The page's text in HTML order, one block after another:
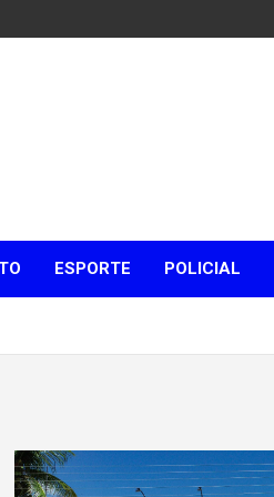
ESPORTE POLICIAL